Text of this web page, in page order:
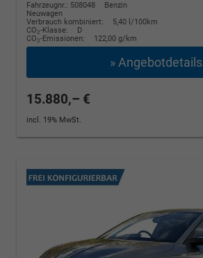
Fahrzeugnr.: 508048
Benzin
Neuwagen
Verbrauch kombiniert:
5,40 l/100km
CO2-Klasse:
D
CO2-Emissionen: 122,00 g/km
» Angebotdetails
15.880,– €
incl. 19% MwSt.